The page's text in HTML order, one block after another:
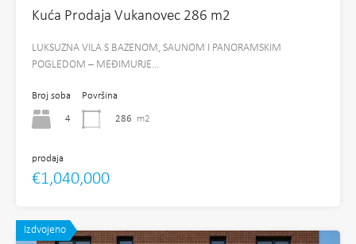
Kuća Prodaja Vukanovec 286 m2
LUKSUZNA VILA S BAZENOM, SAUNOM I PANORAMSKIM
POGLEDOM – MEĐIMURJE…
Broj soba
4
Površina
286 m2
prodaja
€1,040,000
Izdvojeno